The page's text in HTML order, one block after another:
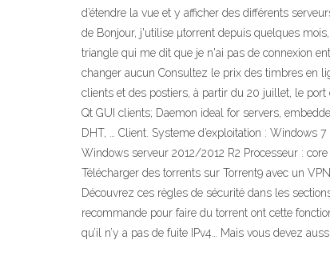
d’étendre la vue et y afficher des différents
de Bonjour, j'utilise µtorrent depuis quelques
triangle qui me dit que je n'ai pas de connexion
changer aucun Consultez le prix des timbres en
clients et des postiers, à partir du 20 juillet, le
Qt GUI clients; Daemon ideal for servers,
DHT, … Client. Systeme d’exploitation : Windows
Windows serveur 2012/2012 R2 Processeur :
Télécharger des torrents sur Torrent9 avec un
Découvrez ces règles de sécurité dans les
recommande pour faire du torrent ont cette
qu’il n’y a pas de fuite IPv4… Mais vous devez